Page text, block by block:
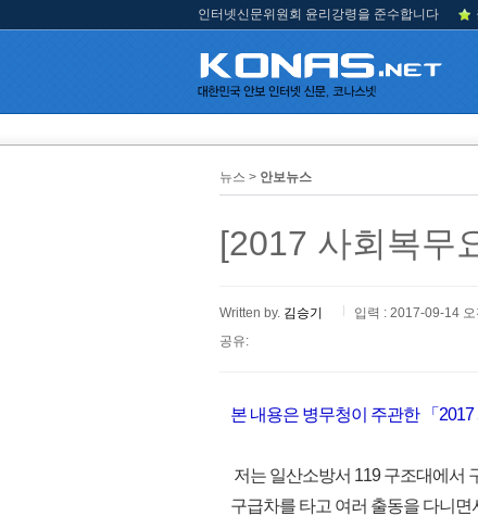
인터넷신문위원회 윤리강령을 준수합니다
뉴스 > 안보뉴스
[2017 사회복무
Written by. 김승기
입력 : 2017-09-14
공유:
본 내용은 병무청이 주관한 「
저는 일산소방서 119 구조대에서
구급차를 타고 여러 출동을 다니